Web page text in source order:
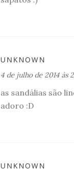
UNKNOWN
4 de julho de 2014 às
as sandálias são
adoro :D
UNKNOWN